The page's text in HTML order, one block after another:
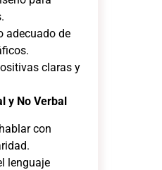
adecuado de
claras y
y No Verbal
con
lenguaje